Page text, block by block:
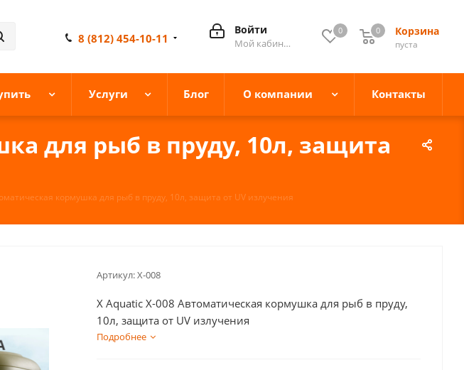
0 Корзина
0
пуста
0
Войти
Мой кабинет
8 (812) 454-10-11
Услуги Блог О компании Контакты
для рыб в пруду, 10л, защита
кормушка для рыб в пруду, 10л, защита от UV излучения
Артикул:X-008
X Aquatic X-008 Автоматическая кормушка для рыб в пруду,
10л, защита от UV излучения
Подробнее